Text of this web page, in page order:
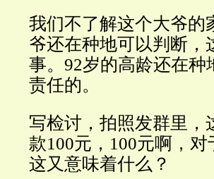
我们不了解这个大爷的
爷还在种地可以判断，
事。92岁的高龄还在
责任的。
写检讨，拍照发群里，
款100元，100元啊，
这又意味着什么？